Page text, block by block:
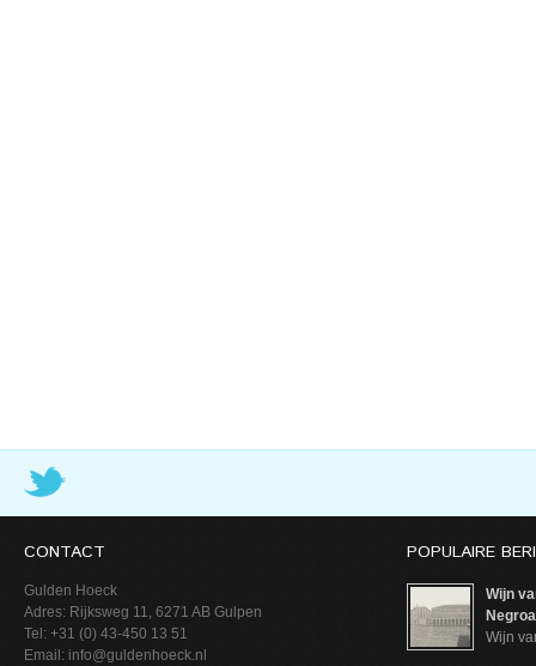
CONTACT
Gulden Hoeck
Adres: Rijksweg 11, 6271 AB Gulpen
Tel: +31 (0) 43-450 13 51
Email: info@guldenhoeck.nl
POPULAIRE
Wijn
Wijn